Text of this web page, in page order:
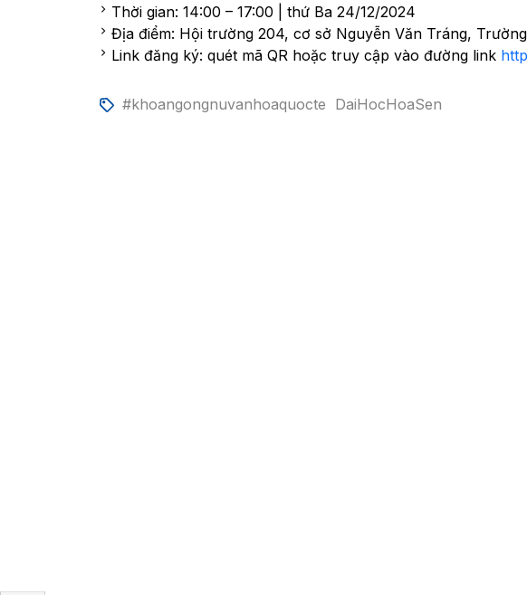
Thời gian: 14:00 – 17:00 | thứ Ba 24/12/2024
Địa điểm: Hội trường 204, cơ sở Nguyễn Văn Tráng,
Link đăng ký: quét mã QR hoặc truy cập vào đường link
#khoangongnuvanhoaquocte DaiHocHoaSen